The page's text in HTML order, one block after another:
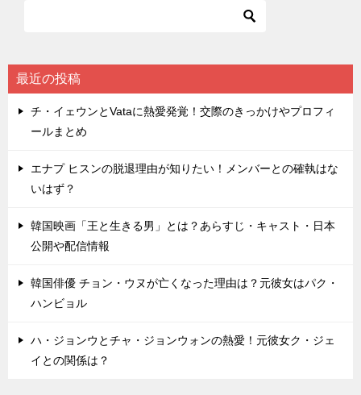
最近の投稿
チ・イェウンとVataに熱愛発覚！交際のきっかけやプロフィ
ールまとめ
エナプ ヒスンの脱退理由が知りたい！メンバーとの確執はな
いはず？
韓国映画「王と生きる男」とは？あらすじ・キャスト・日本
公開や配信情報
韓国俳優 チョン・ウヌが亡くなった理由は？元彼女はパク・
ハンビョル
ハ・ジョンウとチャ・ジョンウォンの熱愛！元彼女ク・ジェ
イとの関係は？